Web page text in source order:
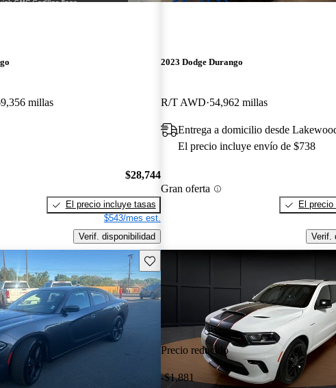
millas
$28,744
El precio incluye tasas
$543/mes est.
Verif. disponibilidad
2023 Dodge Durango
R/T AWD 54,962 millas
Entrega a domicilio desde
El precio incluye envío de $738
Gran oferta
El
Verif.
Guarda este Aviso
Precio reducido
-$1,881